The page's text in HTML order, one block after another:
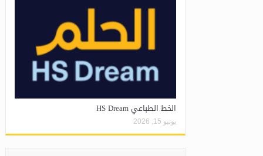
الخط الطباعي HS Dream
يونيو 15, 2026